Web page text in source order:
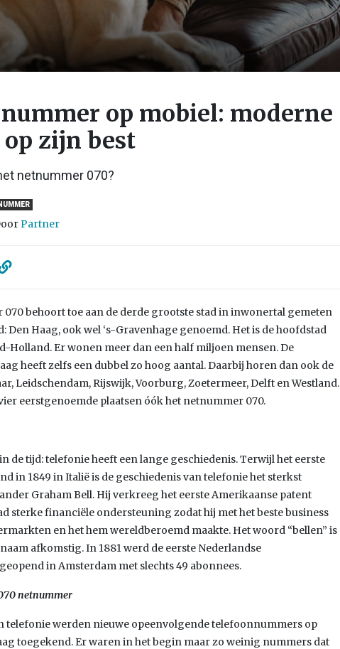
op mobiel: moderne
zijn best
netnummer 070?
Partner
070 behoort toe aan de derde grootste stad in inwonertal gemeten
Den Haag, ook wel ‘s-Gravenhage genoemd. Het is de hoofdstad
Holland. Er wonen meer dan een half miljoen mensen. De
heeft zelfs een dubbel zo hoog aantal. Daarbij horen dan ook de
Leidschendam, Rijswijk, Voorburg, Zoetermeer, Delft en Westland.
eerstgenoemde plaatsen óók het netnummer 070.
de tijd: telefonie heeft een lange geschiedenis. Terwijl het eerste
in 1849 in Italië is de geschiedenis van telefonie het sterkst
Graham Bell. Hij verkreeg het eerste Amerikaanse patent
sterke financiële ondersteuning zodat hij met het beste business
en het hem wereldberoemd maakte. Het woord “bellen” is
afkomstig. In 1881 werd de eerste Nederlandse
in Amsterdam met slechts 49 abonnees.
netnummer
telefonie werden nieuwe opeenvolgende telefoonnummers op
toegekend. Er waren in het begin maar zo weinig nummers dat